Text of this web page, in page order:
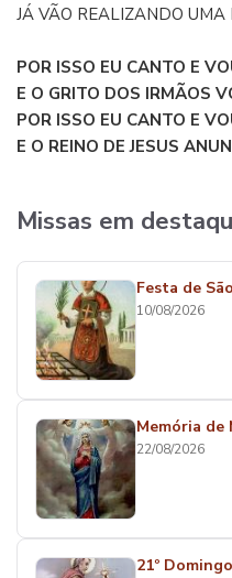
JÁ VÃO REALIZANDO UMA
POR ISSO EU CANTO E
E O GRITO DOS IRMÃOS
POR ISSO EU CANTO E
E O REINO DE JESUS
Missas em
Festa de
10/08/2026
Memória de
22/08/2026
21º